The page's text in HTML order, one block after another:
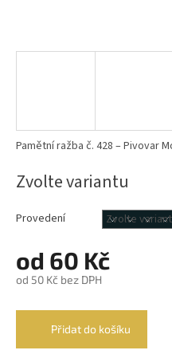
od 60 Kč
od 50 Kč bez DPH
Zvolte variantu
Provedení
Přidat do košíku
Pamětní ražba č. 428 – Pivovar